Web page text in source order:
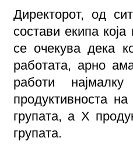
Директорот, од
состави екипа
се очекува дека
работата, арно
работи
продуктивноста
групата, а X
групата.